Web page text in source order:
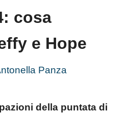
cosa
e Hope
Panza
della puntata di